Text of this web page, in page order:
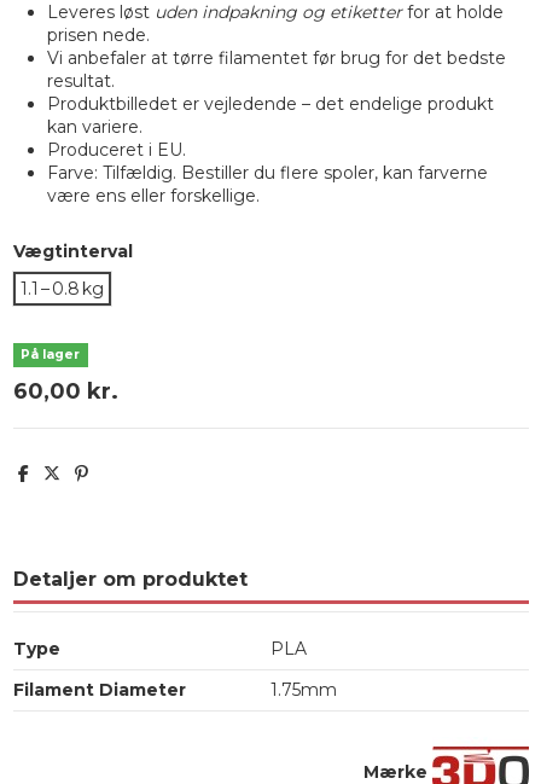
Leveres løst uden indpakning og etiketterfor at holde
prisen nede.
Vi anbefaler at tørre filamentet før brug for det bedste
resultat.
Produktbilledet er vejledende – det endelige produkt
kan variere.
Produceret i EU.
Farve: Tilfældig. Bestiller du flere spoler, kan farverne
være ens eller forskellige.
Vægtinterval
1.1 – 0.8 kg
På lager
60,00 kr.
Detaljer om produktet
Type
PLA
Filament Diameter
1.75mm
Mærke